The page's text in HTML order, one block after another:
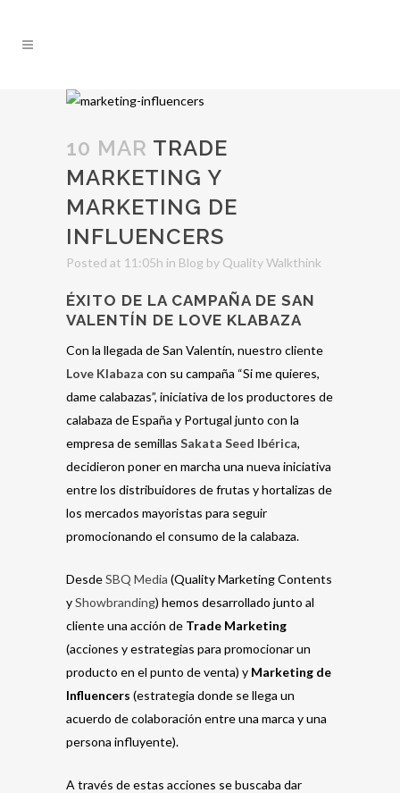
10 MAR TRADE
MARKETING Y
MARKETING DE
INFLUENCERS
Posted at 11:05h in Blog by Quality Walkthink
ÉXITO DE LA CAMPAÑA DE SAN
VALENTÍN DE LOVE KLABAZA
Con la llegada de San Valentín, nuestro cliente
Love Klabaza con su campaña “Si me quieres,
dame calabazas”, iniciativa de los productores de
calabaza de España y Portugal junto con la
empresa de semillas Sakata Seed Ibérica,
decidieron poner en marcha una nueva iniciativa
entre los distribuidores de frutas y hortalizas de
los mercados mayoristas para seguir
promocionando el consumo de la calabaza.
DesdeSBQ Media (Quality Marketing Contents
yShowbranding) hemos desarrollado junto al
cliente una acción de Trade Marketing
(acciones y estrategias para promocionar un
producto en el punto de venta) y Marketing de
Influencers (estrategia donde se llega un
acuerdo de colaboración entre una marca y una
persona influyente).
A través de estas acciones se buscaba dar